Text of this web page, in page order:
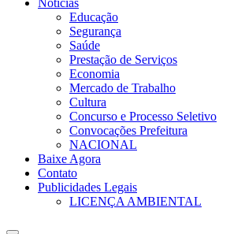
Notícias
Educação
Segurança
Saúde
Prestação de Serviços
Economia
Mercado de Trabalho
Cultura
Concurso e Processo Seletivo
Convocações Prefeitura
NACIONAL
Baixe Agora
Contato
Publicidades Legais
LICENÇA AMBIENTAL